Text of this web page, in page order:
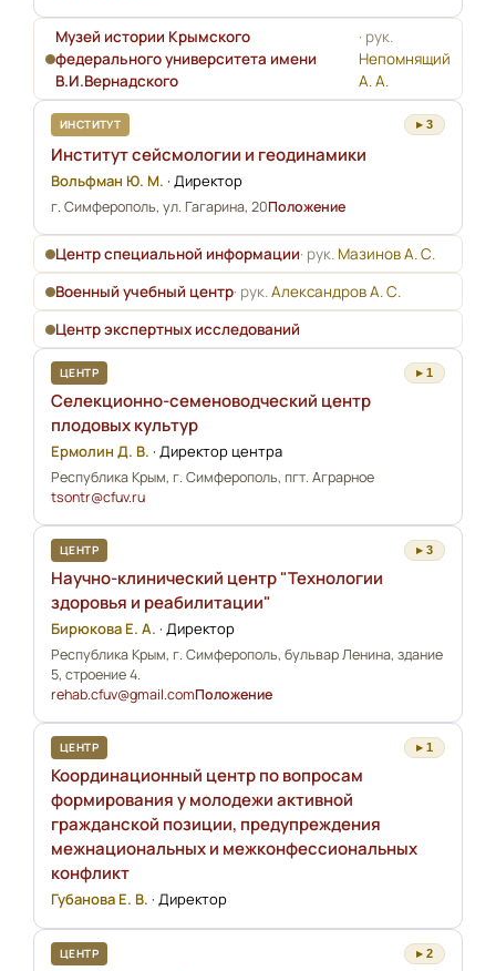
Музей истории Крымского
федерального университета имени
В.И.Вернадского
· рук.
Непомнящий
А. А.
ИНСТИТУТ ▸ 3
Институт сейсмологии и геодинамики
Вольфман Ю. М. · Директор
г. Симферополь, ул. Гагарина, 20Положение
Центр специальной информации· рук. Мазинов А. С.
Военный учебный центр· рук.Александров А. С.
Центр экспертных исследований
ЦЕНТР ▸ 1
Селекционно-семеноводческий центр
плодовых культур
Ермолин Д. В. · Директор центра
Республика Крым, г. Симферополь, пгт. Аграрное
tsontr@cfuv.ru
ЦЕНТР ▸ 3
Научно-клинический центр "Технологии
здоровья и реабилитации"
Бирюкова Е. А. · Директор
Республика Крым, г. Симферополь, бульвар Ленина, здание
5, строение 4.
rehab.cfuv@gmail.comПоложение
ЦЕНТР ▸ 1
Координационный центр по вопросам
формирования у молодежи активной
гражданской позиции, предупреждения
межнациональных и межконфессиональных
конфликт
Губанова Е. В. · Директор
ЦЕНТР ▸ 2